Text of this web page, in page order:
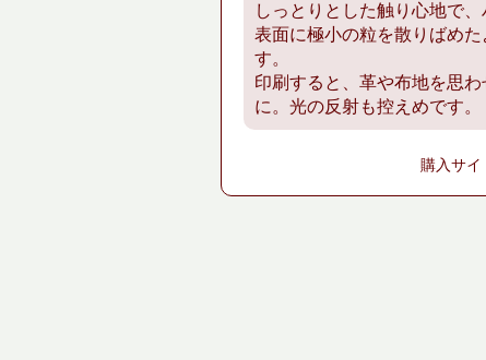
しっとりとした触り心地で、
表面に極小の粒を散りばめ
す。
印刷すると、革や布地を思
に。光の反射も控えめです。
購入サイ